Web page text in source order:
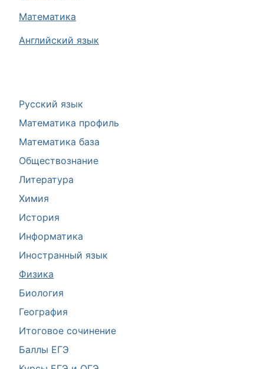
Русский язык
Математика профиль
Математика база
Обществознание
Литература
Химия
История
Информатика
Иностранный язык
Физика
Биология
География
Итоговое сочинение
Баллы ЕГЭ
Математика
Английский язык